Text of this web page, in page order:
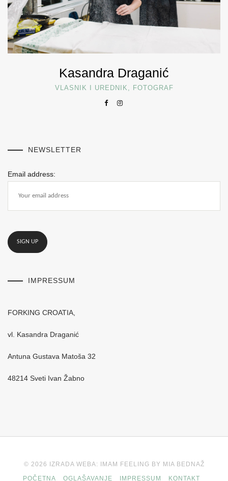
Kasandra Draganić
VLASNIK I UREDNIK, FOTOGRAF
NEWSLETTER
Email address:
IMPRESSUM
FORKING CROATIA,
vl. Kasandra Draganić
Antuna Gustava Matoša 32
48214 Sveti Ivan Žabno
© 2026 IZRADA WEBA: IMAM FEELING BY MIA BEDNAŽ
POČETNA
OGLAŠAVANJE IMPRESSUM KONTAKT